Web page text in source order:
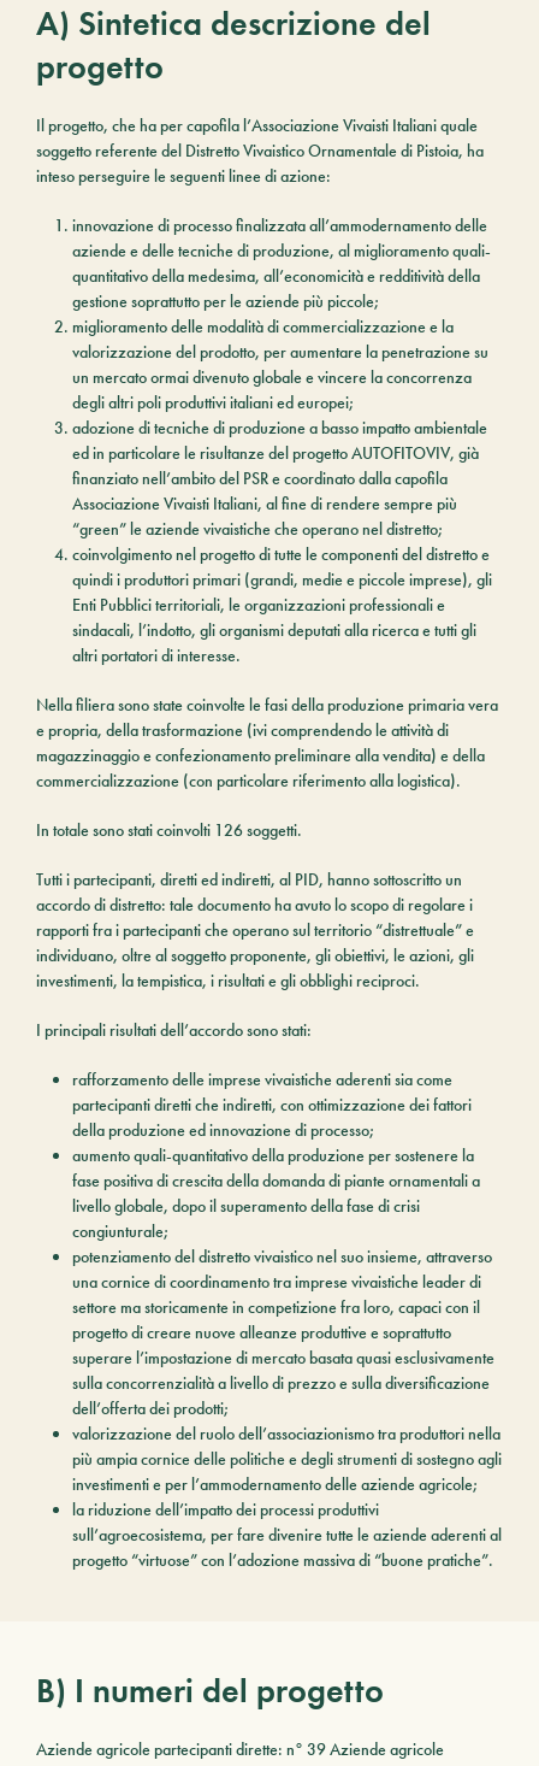
A) Sintetica descrizione del
progetto
Il progetto, che ha per capofila l’Associazione Vivaisti Italiani quale
soggetto referente del Distretto Vivaistico Ornamentale di Pistoia, ha
inteso perseguire le seguenti linee di azione:
innovazione di processo finalizzata all’ammodernamento delle
aziende e delle tecniche di produzione, al miglioramento quali-
quantitativo della medesima, all’economicità e redditività della
gestione soprattutto per le aziende più piccole;
miglioramento delle modalità di commercializzazione e la
valorizzazione del prodotto, per aumentare la penetrazione su
un mercato ormai divenuto globale e vincere la concorrenza
degli altri poli produttivi italiani ed europei;
adozione di tecniche di produzione a basso impatto ambientale
ed in particolare le risultanze del progettoAUTOFITOVIV, già
finanziato nell’ambito del PSR e coordinato dalla capofila
Associazione Vivaisti Italiani, al fine di rendere sempre più
“green” le aziende vivaistiche che operano nel distretto;
coinvolgimento nel progetto di tutte le componenti del distretto e
quindi i produttori primari (grandi, medie e piccole imprese), gli
Enti Pubblici territoriali, le organizzazioni professionali e
sindacali, l’indotto, gli organismi deputati alla ricerca e tutti gli
altri portatori di interesse.
Nella filiera sono state coinvolte le fasi della produzione primaria vera
e propria, della trasformazione (ivi comprendendo le attività di
magazzinaggio e confezionamento preliminare alla vendita) e della
commercializzazione (con particolare riferimento alla logistica).
In totale sono stati coinvolti 126 soggetti.
Tutti i partecipanti, diretti ed indiretti, al PID, hanno sottoscritto un
accordo di distretto: tale documento ha avuto lo scopo di regolare i
rapporti fra i partecipanti che operano sul territorio “distrettuale” e
individuano, oltre al soggetto proponente, gli obiettivi, le azioni, gli
investimenti, la tempistica, i risultati e gli obblighi reciproci.
I principali risultati dell’accordo sono stati:
rafforzamento delle imprese vivaistiche aderenti sia come
partecipanti diretti che indiretti, con ottimizzazione dei fattori
della produzione ed innovazione di processo;
aumento quali-quantitativo della produzione per sostenere la
fase positiva di crescita della domanda di piante ornamentali a
livello globale, dopo il superamento della fase di crisi
congiunturale;
potenziamento del distretto vivaistico nel suo insieme, attraverso
una cornice di coordinamento tra imprese vivaistiche leader di
settore ma storicamente in competizione fra loro, capaci con il
progetto di creare nuove alleanze produttive e soprattutto
superare l’impostazione di mercato basata quasi esclusivamente
sulla concorrenzialità a livello di prezzo e sulla diversificazione
dell’offerta dei prodotti;
valorizzazione del ruolo dell’associazionismo tra produttori nella
più ampia cornice delle politiche e degli strumenti di sostegno agli
investimenti e per l’ammodernamento delle aziende agricole;
la riduzione dell’impatto dei processi produttivi
sull’agroecosistema, per fare divenire tutte le aziende aderenti al
progetto “virtuose” con l’adozione massiva di “buone pratiche”.
B) I numeri del progetto
Aziende agricole partecipanti dirette: n° 39 Aziende agricole